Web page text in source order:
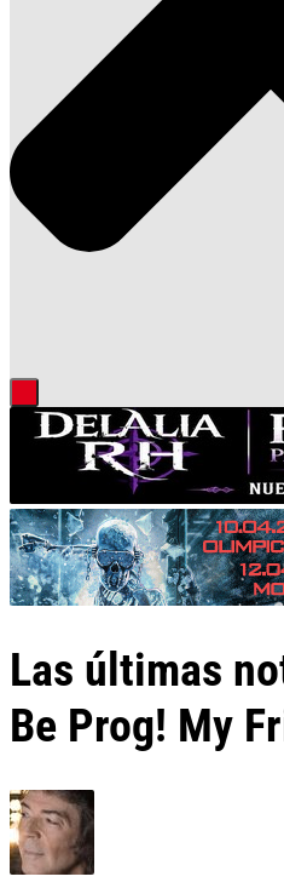
Las últimas
Be Prog! My